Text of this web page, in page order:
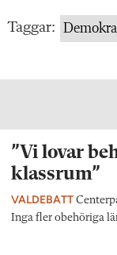
Taggar:
”Vi lovar
klassrum”
VALDEBATT
Inga fler obehöriga